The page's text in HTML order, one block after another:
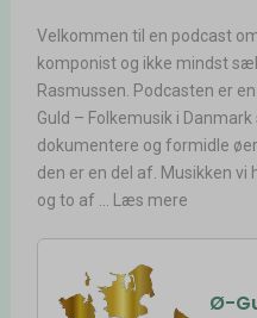
Velkommen til en podcast
komponist og ikke mindst
Rasmussen. Podcasten er
Guld – Folkemusik i
dokumentere og formidle
den er en del af. Musikken vi
og to af ... Læs mere